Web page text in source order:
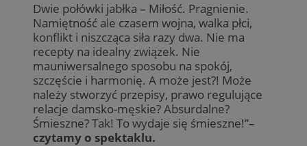
Dwie połówki jabłka – Miłość. Pragnienie.
Namiętność ale czasem wojna, walka płci,
konflikt i niszcząca siła razy dwa. Nie ma
recepty na idealny związek. Nie
mauniwersalnego sposobu na spokój,
szczęście i harmonię. A może jest?! Może
należy stworzyć przepisy, prawo regulujące
relacje damsko-męskie? Absurdalne?
Śmieszne? Tak! To wydaje się śmieszne!”–
czytamy o spektaklu.